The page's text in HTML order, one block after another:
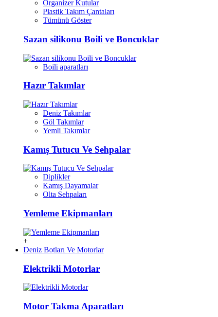
Organizer Kutular
Plastik Takım Çantaları
Tümünü Göster
Sazan silikonu Boili ve Boncuklar
Boili aparatları
Hazır Takımlar
Deniz Takımlar
Göl Takımlar
Yemli Takımlar
Kamış Tutucu Ve Sehpalar
Diplikler
Kamış Dayamalar
Olta Sehpaları
Yemleme Ekipmanları
+
Deniz Botları Ve Motorlar
Elektrikli Motorlar
Motor Takma Aparatları